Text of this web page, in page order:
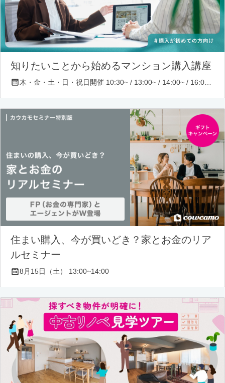
知りたいことから始めるマンション購入講座
住まい購入、今が買いどき？家とお金のリア
ルセミナー
8月15日（土） 13:00~14:00